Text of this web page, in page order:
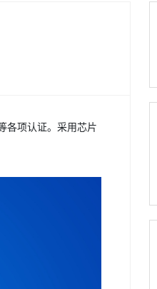
各项认证。采用芯片